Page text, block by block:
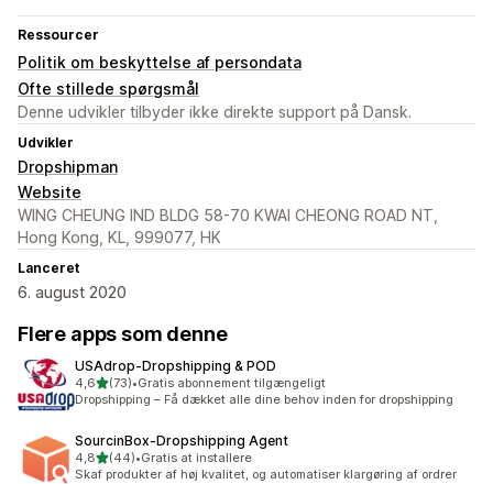
Ressourcer
Politik om beskyttelse af persondata
Ofte stillede spørgsmål
Denne udvikler tilbyder ikke direkte support på Dansk.
Udvikler
Dropshipman
Website
WING CHEUNG IND BLDG 58-70 KWAI CHEONG ROAD NT,
Hong Kong, KL, 999077, HK
Lanceret
6. august 2020
Flere apps som denne
USAdrop‑Dropshipping & POD
4,6ud af 5 stjerner
(73)
73 anmeldelser i alt
•Gratis abonnement tilgængeligt
Dropshipping – Få dækket alle dine behov inden for dropshipping
SourcinBox‑Dropshipping Agent
4,8ud af 5 stjerner
(44)
44 anmeldelser i alt
•Gratis at installere
Skaf produkter af høj kvalitet, og automatiser klargøring af ordrer